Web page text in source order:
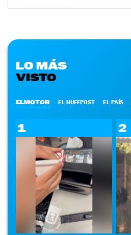
LO MÁS
VISTO
ELMOTOR EL HUFFPOST EL PAÍS
1 2